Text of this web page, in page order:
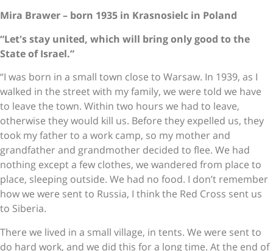
Mira Brawer – born 1935 in Krasnosielc in Poland
“Let's stay united, which will bring only good to the
State of Israel.”
“I was born in a small town close to Warsaw. In 1939, as I
walked in the street with my family, we were told we have
to leave the town. Within two hours we had to leave,
otherwise they would kill us. Before they expelled us, they
took my father to a work camp, so my mother and
grandfather and grandmother decided to flee. We had
nothing except a few clothes, we wandered from place to
place, sleeping outside. We had no food. I don’t remember
how we were sent to Russia, I think the Red Cross sent us
to Siberia.
There we lived in a small village, in tents. We were sent to
do hard work, and we did this for a long time. At the end of